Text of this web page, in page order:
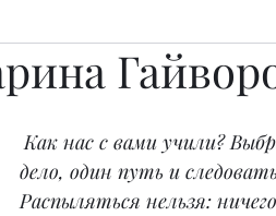
Как нас с вами учили?
дело, один путь и
Распыляться нельзя: